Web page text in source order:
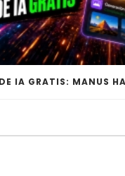
IA GRATIS: MANUS